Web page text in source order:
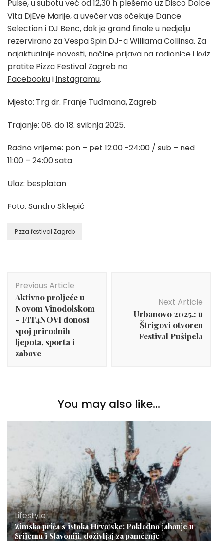
Pulse, u subotu već od 12,30 h plešemo uz Disco Dolce
Vita DjEve Marije, a uvečer vas očekuje Dance
Selection i DJ Benc, dok je grand finale u nedjelju
rezervirano za Vespa Spin DJ-a Williama Collinsa. Za
najaktualnije novosti, načine prijava na radionice i kviz
pratite Pizza Festival Zagreb na
Facebookui Instagramu.
Mjesto: Trg dr. Franje Tuđmana, Zagreb
Trajanje: 08. do 18. svibnja 2025.
Radno vrijeme: pon – pet 12:00 -24:00 / sub – ned
11:00 – 24:00 sata
Ulaz: besplatan
Foto: Sandro Sklepić
Pizza festival Zagreb
Navigation
Previous Article
Aktivno proljeće u
Novom Vinodolskom
– FIT4NOVI donosi
spoj prirodnih
ljepota, sporta i
zabave
Next Article
Urbanovo 2025.: u
Štrigovi otvoren
Festival Pušipela
You may also like...
Lifestyle
Zimska priča s istoka Hrvatske: Pokladno jahanje u
Srijemu i Slavoniji, doživljaj za pamćenje